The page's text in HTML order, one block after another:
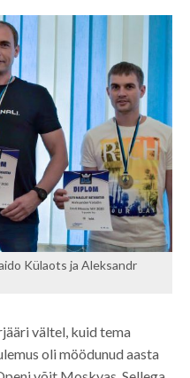
Külaots ja Aleksandr
vältel, kuid tema
oli möödunud aasta